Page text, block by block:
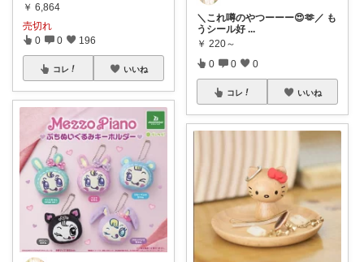
￥ 6,864
売切れ
0 0 196
コレ いいね
＼これ噂のやつーーー😍🫶／ も
うシール好 ...
￥ 220～
0 0 0
コレ いいね